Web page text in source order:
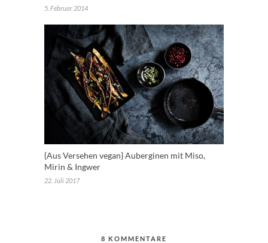
5. Februar 2014
{Aus Versehen vegan} Auberginen mit Miso,
Mirin & Ingwer
22. Juli 2017
8 KOMMENTARE